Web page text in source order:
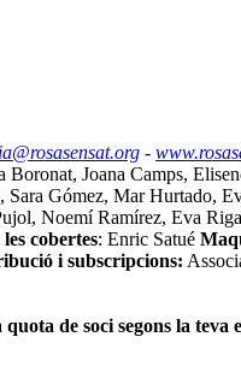
-
Joana Camps,
Gómez, Mar Hurtado,
Noemí Ramírez, Eva
les cobertes: Enric Satué
i subscripcions:
de soci segons la teva